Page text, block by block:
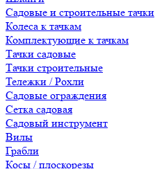
Садовые и строительные тачки
Колеса к тачкам
Комплектующие к тачкам
Тачки садовые
Тачки строительные
Тележки / Рохли
Садовые ограждения
Сетка садовая
Садовый инструмент
Вилы
Грабли
Косы / плоскорезы